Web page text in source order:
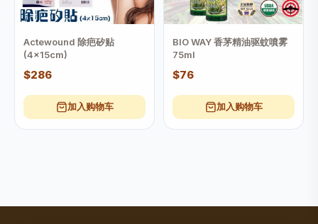
Actewound 除疤矽贴
(4x15cm)
$286
加入购物车
BIO WAY 香茅精油驱蚊噴雾
75ml
$76
加入购物车